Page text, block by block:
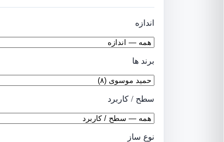
اندازه
برند ها
سطح / کاربرد
نوع ساز